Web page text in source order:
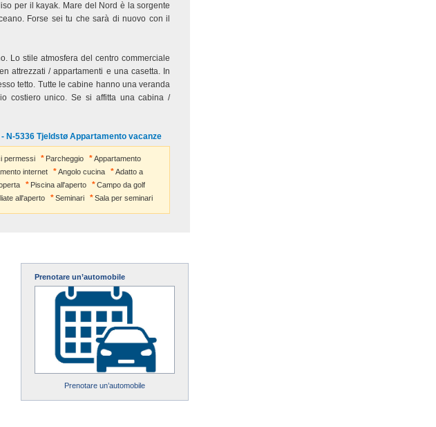
per il kayak. Mare del Nord è la sorgente
Forse sei tu che sarà di nuovo con il
Lo stile atmosfera del centro commerciale
attrezzati / appartamenti e una casetta. In
tetto. Tutte le cabine hanno una veranda
costiero unico. Se si affitta una cabina /
N-5336 Tjeldstø Appartamento vacanze
permessi Parcheggio
Appartamento
internet Angolo cucina
Adatto a
Piscina all'aperto
Campo da golf
all'aperto Seminari Sala per seminari
Prenotare un’automobile
Prenotare un’automobile